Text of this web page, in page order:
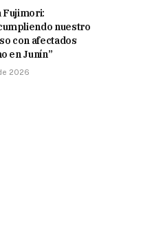
Fujimori:
nuestro
con afectados
en Junín”
2026